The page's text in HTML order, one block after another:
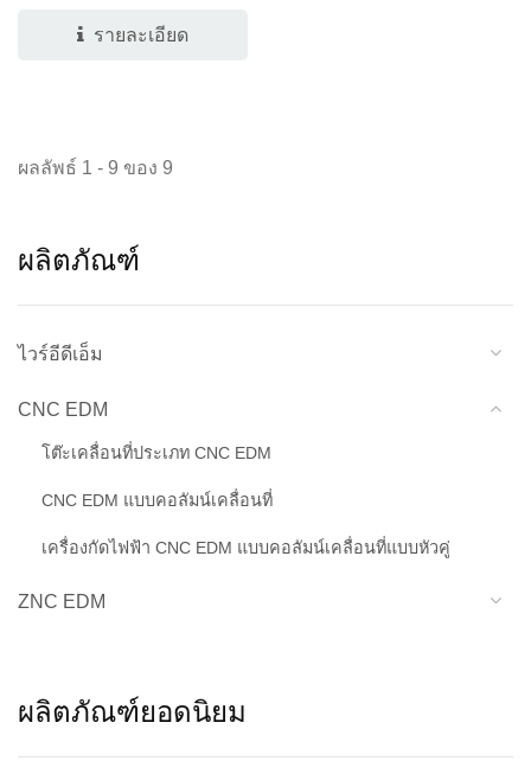
รายละเอียด
ผลลัพธ์ 1 - 9 ของ 9
ผลิตภัณฑ์
ไวร์อีดีเอ็ม
CNC EDM
โต๊ะเคลื่อนที่ประเภท CNC EDM
CNC EDM แบบคอลัมน์เคลื่อนที่
เครื่องกัดไฟฟ้า CNC EDM แบบคอลัมน์เคลื่อนที่แบบหัวคู่
ZNC EDM
ผลิตภัณฑ์ยอดนิยม